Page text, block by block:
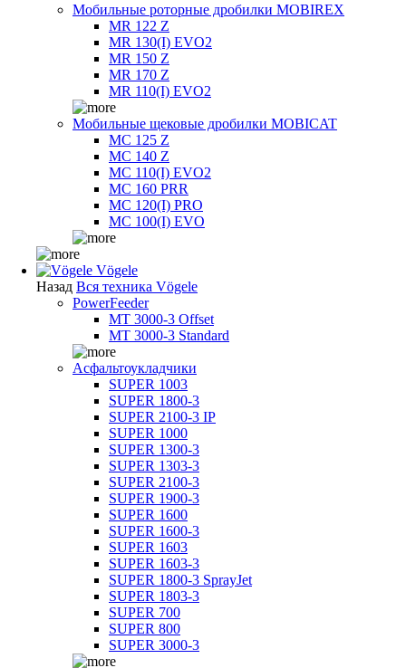
Мобильные роторные дробилки MOBIREX
MR 122 Z
MR 130(I) EVO2
MR 150 Z
MR 170 Z
MR 110(I) EVO2
Мобильные щековые дробилки MOBICAT
MC 125 Z
MC 140 Z
MC 110(I) EVO2
MC 160 PRR
MC 120(I) PRO
MC 100(I) EVO
Vögele
Назад Вся техника Vögele
PowerFeeder
MT 3000-3 Offset
MT 3000-3 Standard
Асфальтоукладчики
SUPER 1003
SUPER 1800-3
SUPER 2100-3 IP
SUPER 1000
SUPER 1300-3
SUPER 1303-3
SUPER 2100-3
SUPER 1900-3
SUPER 1600
SUPER 1600-3
SUPER 1603
SUPER 1603-3
SUPER 1800-3 SprayJet
SUPER 1803-3
SUPER 700
SUPER 800
SUPER 3000-3